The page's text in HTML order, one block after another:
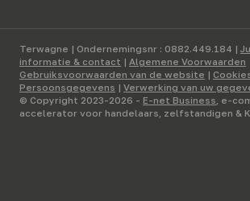
Terwagne | Ondernemingsnr : 0882.449.184 |
informatie & contact | Algemene Voorwaarden
Gebruiksvoorwaarden van de website |
Persoonsgegevens | Verwerking van uw
© Copyright 2023-2026 - E-net Business, e-
accelerator voor handelaars, zelfstandigen &